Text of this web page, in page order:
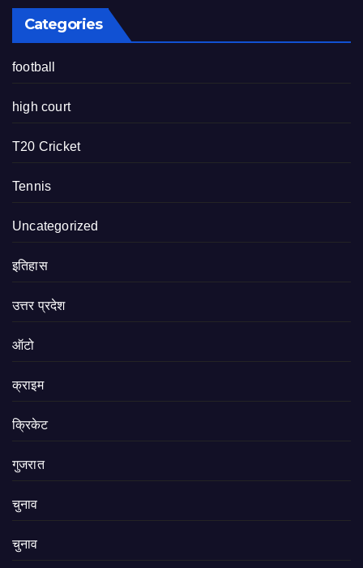
Categories
football
high court
T20 Cricket
Tennis
Uncategorized
इतिहास
उत्तर प्रदेश
ऑटो
क्राइम
क्रिकेट
गुजरात
चुनाव
चुनाव